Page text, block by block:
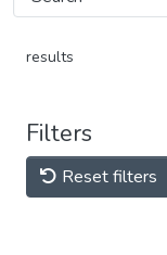
results
Filters
Reset filters